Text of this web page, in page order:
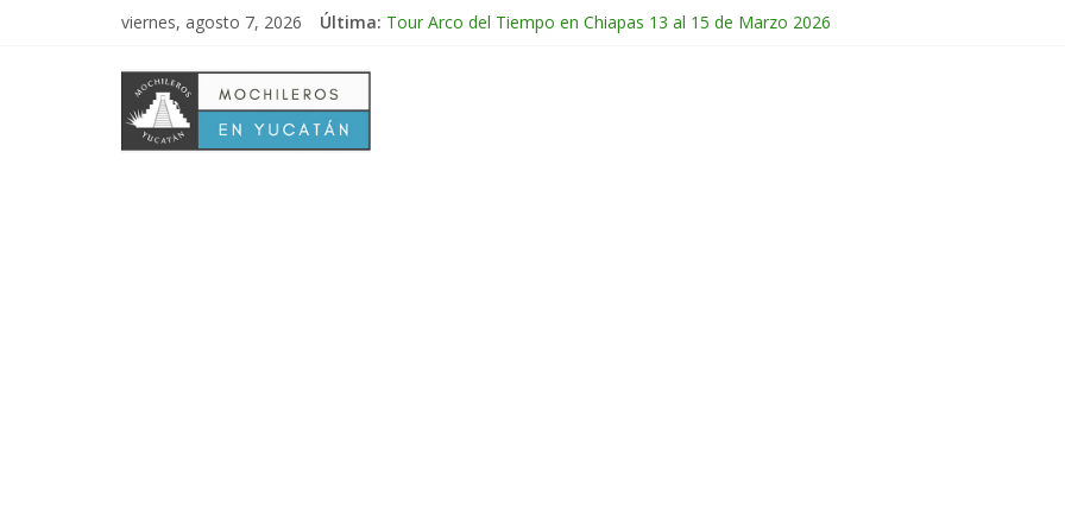
viernes, agosto 7, 2026 Última: Tour Arco del Tiempo en Chiapas 13 al 15 de Marzo 2026